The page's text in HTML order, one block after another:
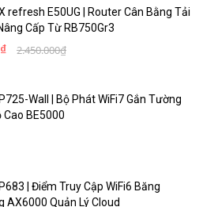
hoặc máy tính chuyên dụng.
refresh E50UG | Router Cân Bằng Tải
Cấp Từ RB750Gr3
2.450.000₫
Wall | Bộ Phát WiFi7 Gắn Tường
Cao BE5000
| Điểm Truy Cập WiFi6 Băng
AX6000 Quản Lý Cloud